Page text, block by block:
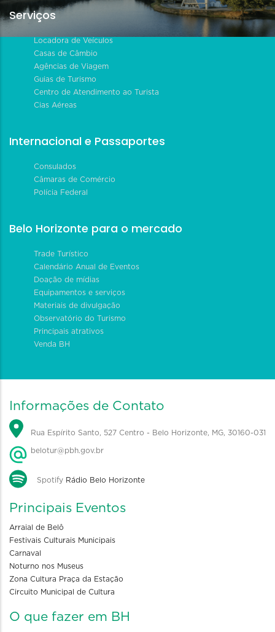
Serviços
Locadora de Veículos
Casas de Câmbio
Agências de Viagem
Guias de Turismo
Centro de Atendimento ao Turista
Cias Aéreas
Internacional e Passaportes
Consulados
Câmaras de Comércio
Polícia Federal
Belo Horizonte para o mercado
Trade Turístico
Calendário Anual de Eventos
Doação de mídias
Equipamentos e serviços
Materiais de divulgação
Observatório do Turismo
Principais atrativos
Venda BH
Informações de Contato
Rua Espírito Santo, 527 Centro - Belo Horizonte, MG, 30160-031
belotur@pbh.gov.br
Spotify Rádio Belo Horizonte
Principais Eventos
Arraial de Belô
Festivais Culturais Municipais
Carnaval
Noturno nos Museus
Zona Cultura Praça da Estação
Circuito Municipal de Cultura
O que fazer em BH